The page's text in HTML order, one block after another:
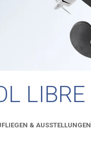
LIBRE
& AUSSTELLUNGEN